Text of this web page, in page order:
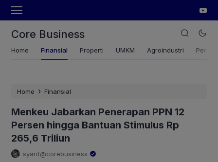
Core Business
Home Finansial Properti UMKM Agroindustri
Home › Finansial
Menkeu Jabarkan Penerapan PPN 12
Persen hingga Bantuan Stimulus Rp
265,6 Triliun
syarif@corebusiness